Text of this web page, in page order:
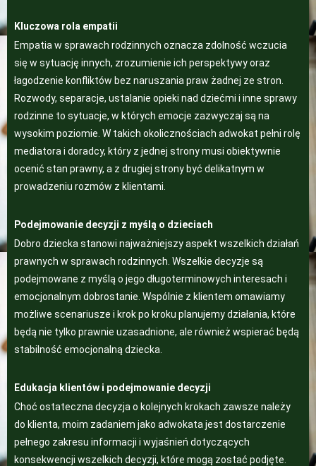
Kluczowa rola empatii
Empatia w sprawach rodzinnych oznacza zdolność wczucia
się w sytuację innych, zrozumienie ich perspektywy oraz
łagodzenie konfliktów bez naruszania praw żadnej ze stron.
Rozwody, separacje, ustalanie opieki nad dziećmi i inne sprawy
rodzinne to sytuacje, w których emocje zazwyczaj są na
wysokim poziomie. W takich okolicznościach adwokat pełni rolę
mediatora i doradcy, który z jednej strony musi obiektywnie
ocenić stan prawny, a z drugiej strony być delikatnym w
prowadzeniu rozmów z klientami.
Podejmowanie decyzji z myślą o dzieciach
Dobro dziecka stanowi najważniejszy aspekt wszelkich działań
prawnych w sprawach rodzinnych. Wszelkie decyzje są
podejmowane z myślą o jego długoterminowych interesach i
emocjonalnym dobrostanie. Wspólnie z klientem omawiamy
możliwe scenariusze i krok po kroku planujemy działania, które
będą nie tylko prawnie uzasadnione, ale również wspierać będą
stabilność emocjonalną dziecka.
Edukacja klientów i podejmowanie decyzji
Choć ostateczna decyzja o kolejnych krokach zawsze należy
do klienta, moim zadaniem jako adwokata jest dostarczenie
pełnego zakresu informacji i wyjaśnień dotyczących
konsekwencji wszelkich decyzji, które mogą zostać podjęte.